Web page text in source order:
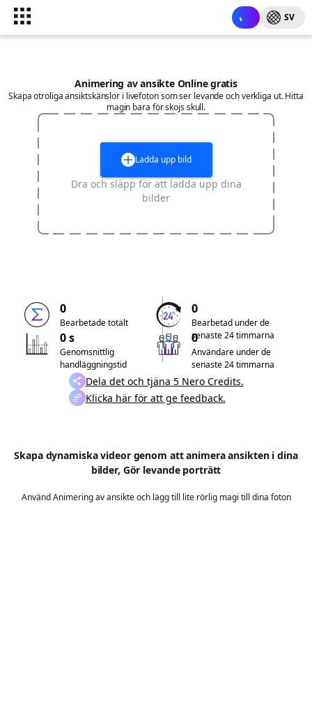
SV
Animering av ansikte Online gratis
Skapa otroliga ansiktskänslor i livefoton som ser levande och verkliga ut. Hitta
magin bara för skojs skull.
Ladda upp bild
Dra och släpp för att ladda upp dina
bilder
0
Bearbetade totalt
0
Bearbetad under de
senaste 24 timmarna
0 s
Genomsnittlig
handläggningstid
0
Användare under de
senaste 24 timmarna
Dela det och tjäna 5 Nero Credits.
Klicka här för att ge feedback.
Skapa dynamiska videor genom att animera ansikten i dina
bilder, Gör levande porträtt
Använd Animering av ansikte och lägg till lite rörlig magi till dina foton